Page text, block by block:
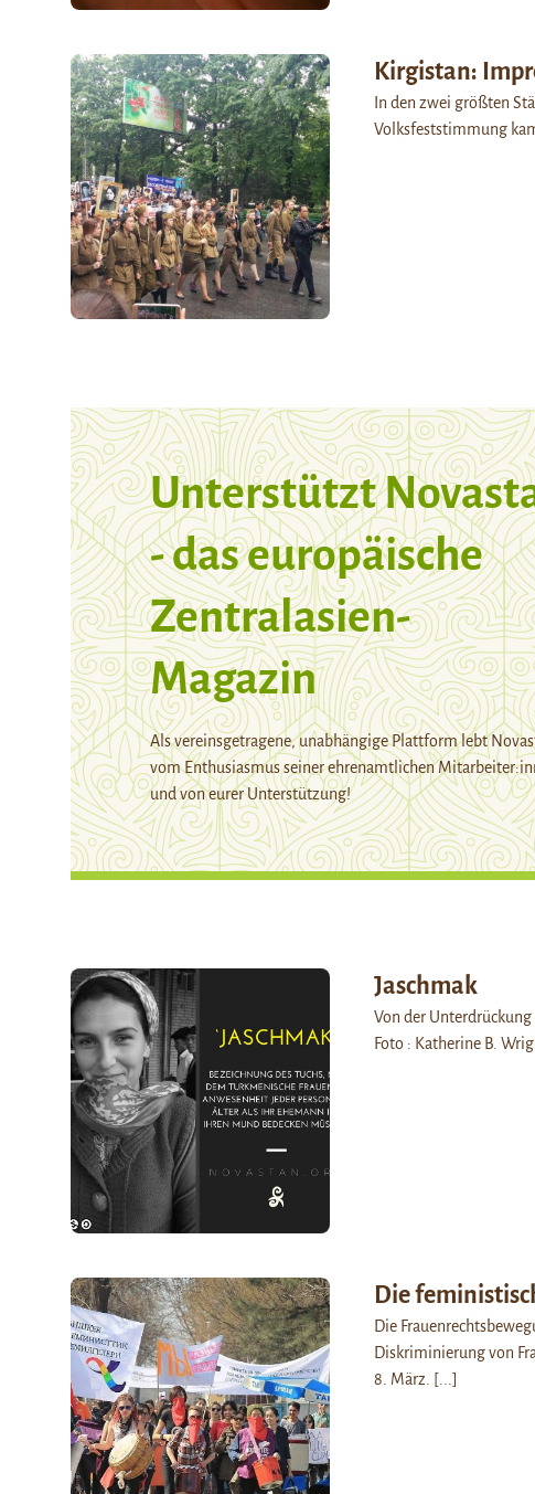
Kirgistan:
In den zwei größten
Volksfeststimmung
Unterstützt
- das europäische
Zentralasien-
Magazin
Als vereinsgetragene, unabhängige Plattform lebt
vom Enthusiasmus seiner ehrenamtlichen
und von eurer Unterstützung!
Jaschmak
Von der
Foto : Katherine B.
Die
Die
Diskriminierung von
8. März.
[...]